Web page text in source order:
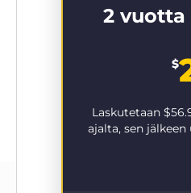
2 vuotta
$
Laskutetaan
ajalta, sen